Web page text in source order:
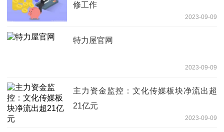
修工作
2023-09-09
特力屋官网
2023-09-09
主力资金监控：文化传媒板块净流出超
21亿元
2023-09-09